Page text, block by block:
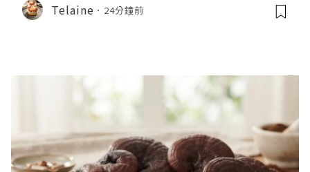
Telaine 24分鐘前